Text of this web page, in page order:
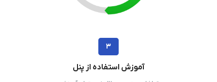
۳
آموزش استفاده از پنل